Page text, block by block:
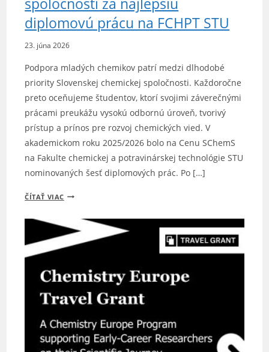
diplomovú prácu na FCHPT STU
23. júna 2026
Podpora mladých chemikov patrí medzi dlhodobé
priority Slovenskej chemickej spoločnosti. Každoročne
preto oceňujeme študentov, ktorí svojimi záverečnými
prácami preukážu vysokú odbornú úroveň, tvorivý
prístup a prínos pre rozvoj chemických vied. V
akademickom roku 2025/2026 bolo na Cenu SChemS
na Fakulte chemickej a potravinárskej technológie STU
nominovaných šesť diplomových prác. Po […]
ČÍTAŤ VIACCENA
CHEMICKEJ
SPOLOČNOSTI
NAJLEPŠIU
DIPLOMOVÚ
PRÁCU
FCHPT
STU